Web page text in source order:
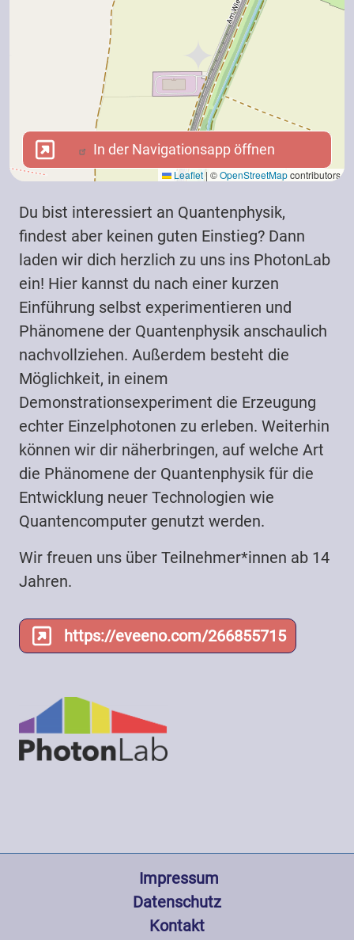
Leaflet| ©OpenStreetMapcontributors
In der Navigationsapp öffnen
In der Navigationsapp öffnen
Du bist interessiert an Quantenphysik,
findest aber keinen guten Einstieg? Dann
laden wir dich herzlich zu uns ins PhotonLab
ein! Hier kannst du nach einer kurzen
Einführung selbst experimentieren und
Phänomene der Quantenphysik anschaulich
nachvollziehen. Außerdem besteht die
Möglichkeit, in einem
Demonstrationsexperiment die Erzeugung
echter Einzelphotonen zu erleben. Weiterhin
können wir dir näherbringen, auf welche Art
die Phänomene der Quantenphysik für die
Entwicklung neuer Technologien wie
Quantencomputer genutzt werden.
Wir freuen uns über Teilnehmer*innen ab 14
Jahren.
https://eveeno.com/266855715
Impressum
Datenschutz
Kontakt